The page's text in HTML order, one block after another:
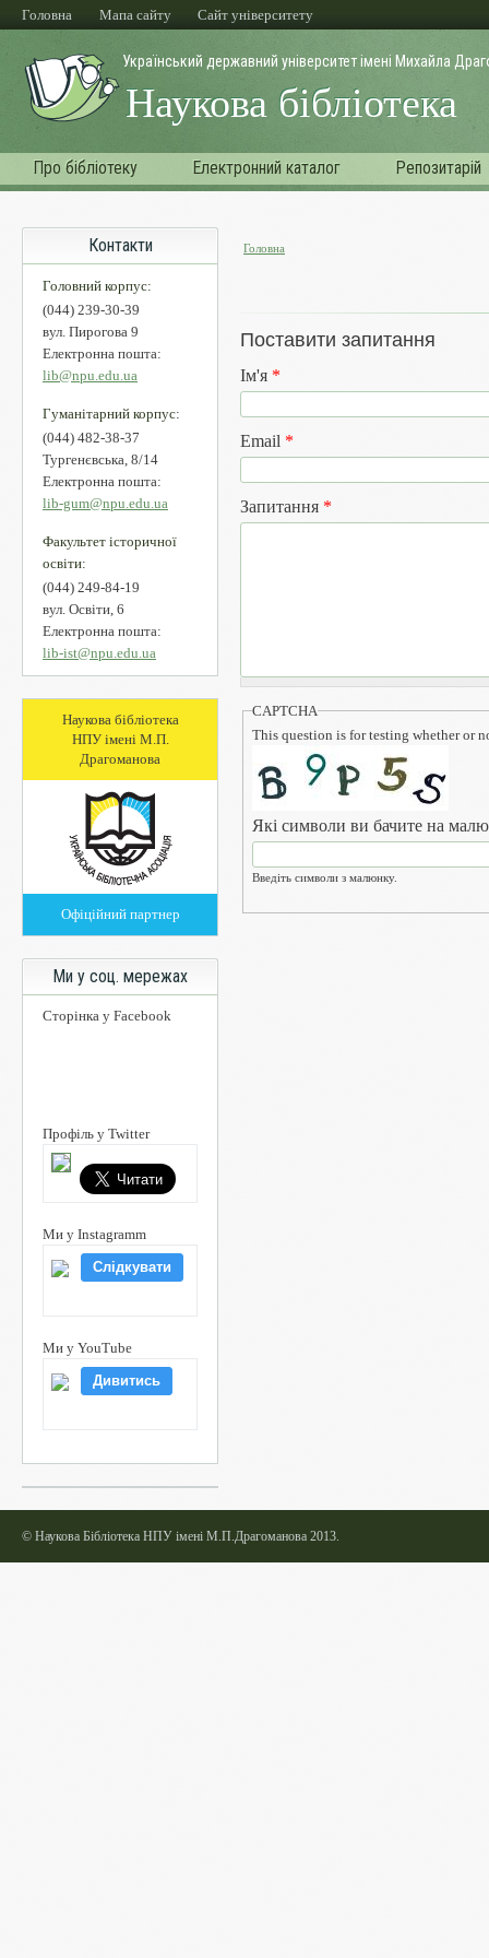
Перейти до основного матеріалу
Головна Мапа сайту Cайт університету
Український державний університет імені Михайла
Наукова бібліотека
Про бібліотеку Електронний каталог Репозитарій
Контакти
Головний корпус:
(044) 239-30-39
вул. Пирогова 9
Електронна пошта:
lib@npu.edu.ua
Гуманітарний корпус:
(044) 482-38-37
Тургенєвська, 8/14
Електронна пошта:
lib-gum@npu.edu.ua
Факультет історичної
освіти:
(044) 249-84-19
вул. Освіти, 6
Електронна пошта:
lib-ist@npu.edu.ua
Наукова бібліотека
НПУ імені М.П.
Драгоманова
Офіційний партнер
Ми у соц. мережах
Сторінка у Facebook
Профіль у Twitter
Ми у Instagramm
Слідкувати
Ми у YouTube
Дивитись
Ви є тут
Головна
Поставити запитання
Ім'я *
Email *
Запитання *
CAPTCHA
This question is for testing whether or
Які символи ви бачите на
Введіть символи з малюнку.
© Наукова Бібліотека НПУ імені М.П.Драгоманова 2013.